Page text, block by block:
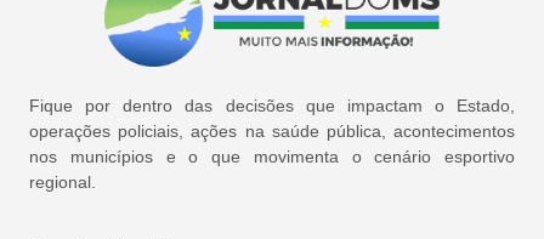
Fique por dentro das decisões que impactam o Estado,
operações policiais, ações na saúde pública, acontecimentos
nos municípios e o que movimenta o cenário esportivo
regional.